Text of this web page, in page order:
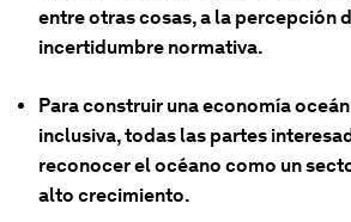
entre otras cosas, a la percepción
incertidumbre normativa.
Para construir una economía
inclusiva, todas las partes
reconocer el océano como un
alto crecimiento.